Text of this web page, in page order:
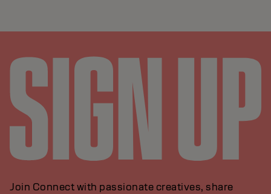
Join Connect with passionate creatives, share